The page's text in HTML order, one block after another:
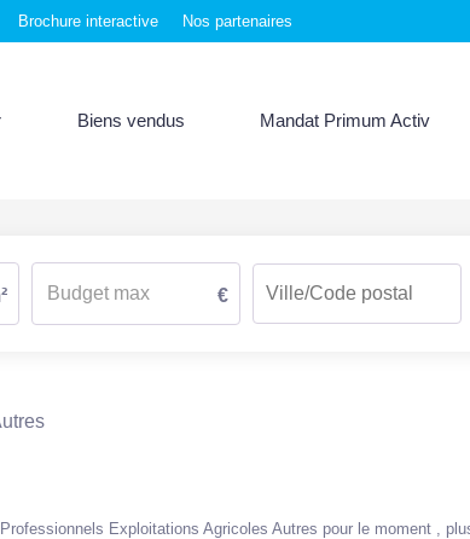
Brochure interactive Nos partenaires
Biens vendus Mandat Primum Activ
€
Exploitations Agricoles Autres pour le moment ,